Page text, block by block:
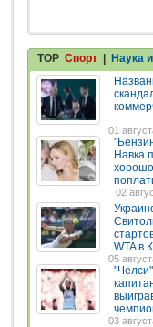
TOP Спорт
Наука
01
Навка
02
WTA в
05
03